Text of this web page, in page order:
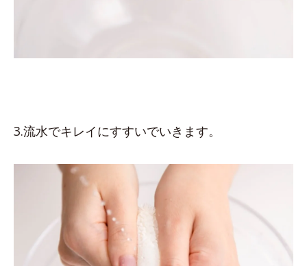
3.流水でキレイにすすいでいきます。